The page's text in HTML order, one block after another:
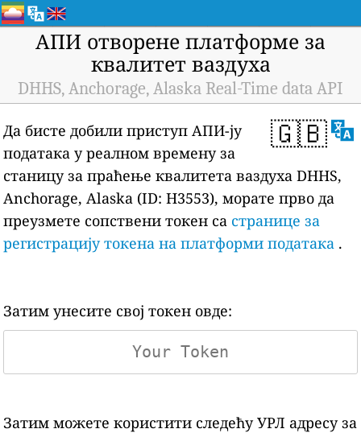
АПИ отворене платформе за
квалитет ваздуха
DHHS, Anchorage, Alaska Real-Time data API
🇬🇧
Да бисте добили приступ АПИ-ју
података у реалном времену за
станицу за праћење квалитета ваздуха DHHS,
Anchorage, Alaska (ID: H3553), морате прво да
преузмете сопствени токен са странице за
регистрацију токена на платформи података .
Затим унесите свој токен овде:
Затим можете користити следећу УРЛ адресу за